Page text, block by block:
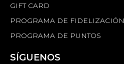
GIFT CARD
PROGRAMA DE FIDELIZACIÓN
PROGRAMA DE PUNTOS
SÍGUENOS